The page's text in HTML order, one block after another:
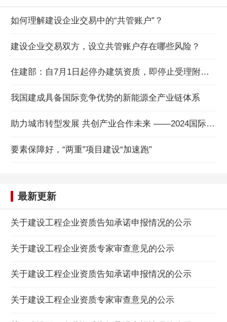
如何理解建设企业交易中的“共管账户”？
建设企业交易双方，设立共管账户存在哪些风险？
住建部：自7月1日起停办建筑资质，即停止受理附件所列建设工程企业资质申请
我国建成具备国际竞争优势的新能源全产业链体系
助力城市转型发展 共创产业合作未来 ——2024国际城市与建设产业发展会议在威海举办
要素保障好，“两重”项目建设“加速跑”
最新更新
关于建设工程企业资质告知承诺申报情况的公示
关于建设工程企业资质专家审查意见的公示
关于建设工程企业资质告知承诺申报情况的公示
关于建设工程企业资质专家审查意见的公示